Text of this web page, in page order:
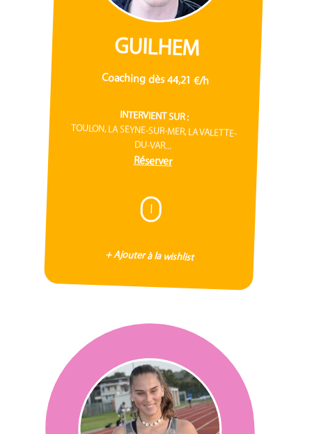
GUILHEM
Coaching dès 44,21 €/h
INTERVIENT SUR :
TOULON, LA SEYNE-SUR-MER, LA VALETTE-
DU-VAR...
Réserver
I
+ Ajouter à la wishlist